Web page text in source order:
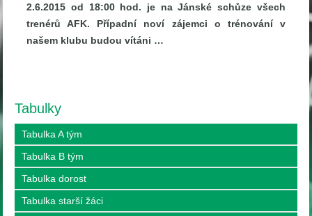
2.6.2015 od 18:00 hod. je na Jánské schůze všech
trenérů AFK. Případní noví zájemci o trénování v
našem klubu budou vítáni …
Tabulky
Tabulka A tým
Tabulka B tým
Tabulka dorost
Tabulka starší žáci